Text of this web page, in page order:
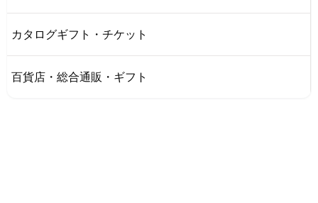
カタログギフト・チケット
百貨店・総合通販・ギフト